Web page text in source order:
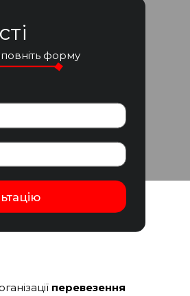
форму
перевезення